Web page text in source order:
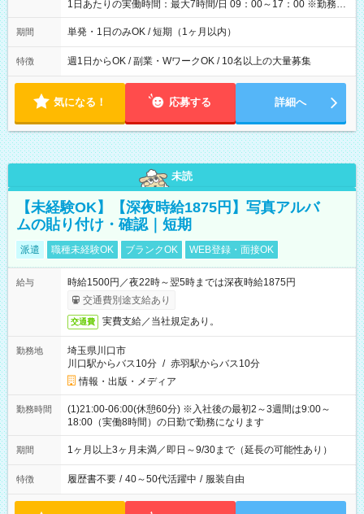
1日あたりの実働時間：最大7時間/日 09：00～17：00 ※勤務時
間は 試験により異なります。
期間 単発・1日のみOK / 短期（1ヶ月以内）
特徴 週1日からOK / 副業・WワークOK / 10名以上の大量募集
気になる！ 応募する 詳細へ
未読
【未経験OK】【深夜時給1875円】写真アルバ
ムの貼り付け・確認｜短期
派遣 職種未経験OK ブランクOK WEB登録・面接OK
給与
時給1500円／夜22時～翌5時までは深夜時給1875円
交通費別途支給あり
交通費 実費支給／当社規定あり。
勤務地
埼玉県川口市
川口駅からバス10分 / 赤羽駅からバス10分
情報・出版・メディア
勤務時間
(1)21:00-06:00(休憩60分) ※入社後の最初2～3週間は9:00～
18:00（実働8時間）の日勤で勤務になります
期間 1ヶ月以上3ヶ月未満／即日～9/30まで（延長の可能性あり）
特徴 履歴書不要 / 40～50代活躍中 / 服装自由